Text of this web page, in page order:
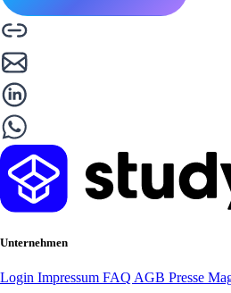
Unternehmen
Login Impressum FAQ AGB Presse